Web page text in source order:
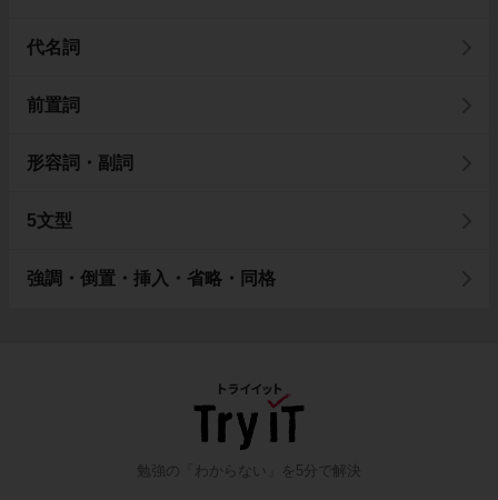
代名詞
前置詞
形容詞・副詞
5文型
強調・倒置・挿入・省略・同格
勉強の「わからない」を5分で解決